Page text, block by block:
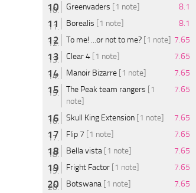
Greenvaders [1 note]
8.1
Borealis [1 note]
8.1
To me! ...or not to me? [1 note]
7.65
Clear 4 [1 note]
7.65
Manoir Bizarre [1 note]
7.65
The Peak team rangers [1
note]
7.65
Skull King Extension [1 note]
7.65
Flip 7 [1 note]
7.65
Bella vista [1 note]
7.65
Fright Factor [1 note]
7.65
Botswana [1 note] 7.65